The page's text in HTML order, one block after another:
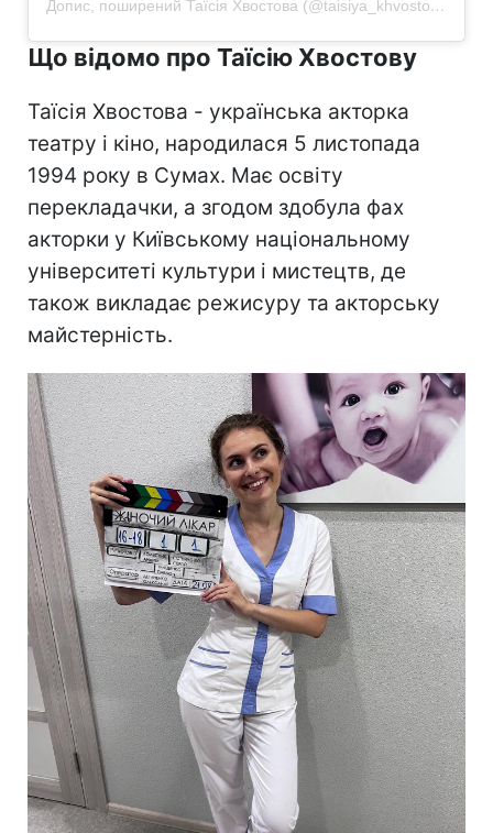
Допис, поширений Таїсія Хвостова (@taisiya_khvostova)
Що відомо про Таїсію Хвостову
Таїсія Хвостова - українська акторка
театру і кіно, народилася 5 листопада
1994 року в Сумах. Має освіту
перекладачки, а згодом здобула фах
акторки у Київському національному
університеті культури і мистецтв, де
також викладає режисуру та акторську
майстерність.